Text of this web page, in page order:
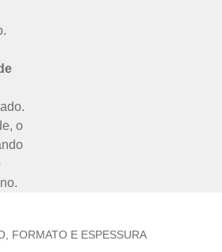
o
FORMATO E ESPESSURA